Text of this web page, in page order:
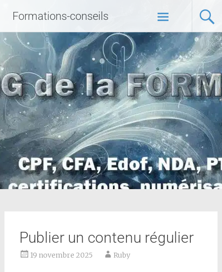
Formations-conseils
Publier un contenu régulier
19 novembre 2025 Ruby